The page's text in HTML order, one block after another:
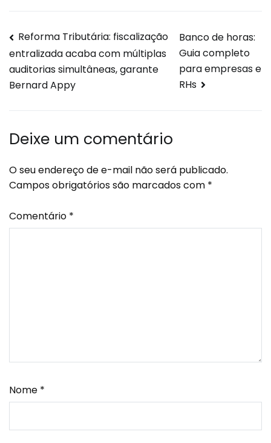
Reforma Tributária: fiscalização
entralizada acaba com múltiplas
auditorias simultâneas, garante
Bernard Appy
Banco de horas:
Guia completo
para empresas e
RHs
Deixe um comentário
O seu endereço de e-mail não será publicado.
Campos obrigatórios são marcados com *
Comentário *
Nome *